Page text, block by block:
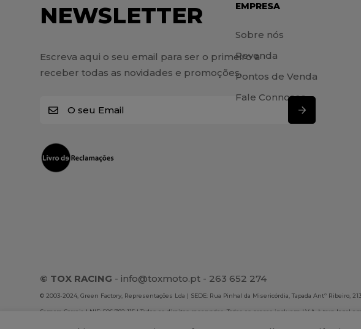
NEWSLETTER
Escreva aqui o seu email para ser o primeiro a
receber todas as novidades e promoções.
EMPRESA
Sobre nós
Revenda
Pontos de Venda
Fale Connosco
© TOX RACING - info@toxmoto.pt - 263 652 274
© 2003-2024, Green Factory, Representações Lda | SEDE: Rua Pinhal da Misericórdia, Tapada Antº Ribeiro,
Samora Correia | NIF: 506 782 115 | Todos os direitos reservados. Todos os preços incluem I.V.A. à taxa legal
são exclusivos da loja online. A Green Factory, Representações Lda não se responsabiliza por eventuais erros